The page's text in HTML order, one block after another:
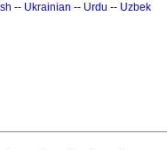
-- Ukrainian -- Urdu -- Uzbek